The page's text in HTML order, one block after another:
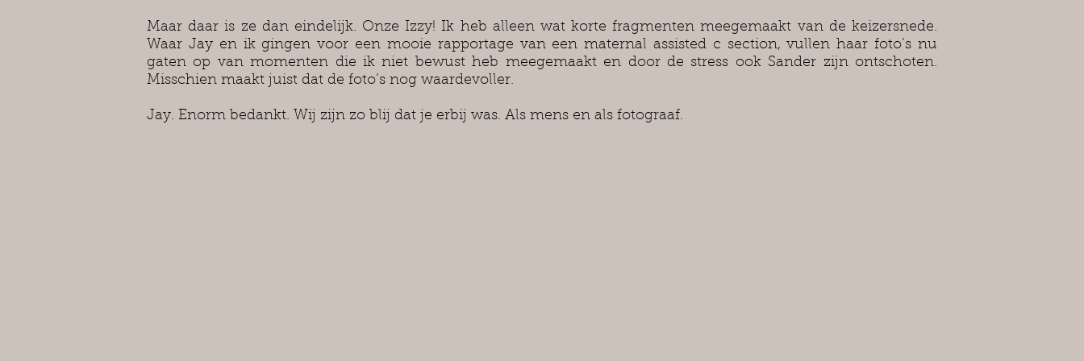
Maar daar is ze dan eindelijk. Onze Izzy! Ik heb alleen wat korte fragmenten meegemaakt van de keizersnede.
Waar Jay en ik gingen voor een mooie rapportage van een maternal assisted c section, vullen haar foto’s nu
gaten op van momenten die ik niet bewust heb meegemaakt en door de stress ook Sander zijn ontschoten.
Misschien maakt juist dat de foto’s nog waardevoller.
Jay. Enorm bedankt. Wij zijn zo blij dat je erbij was. Als mens en als fotograaf.